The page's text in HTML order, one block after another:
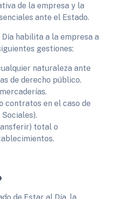
de la empresa y la
ante el Estado.
habilita a la empresa a
gestiones:
naturaleza ante
de derecho público.
contratos en el caso de
total o
de Estar al Día, la